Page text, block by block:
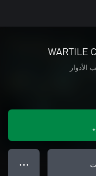
WARTILE
الأدوار
● ● ●